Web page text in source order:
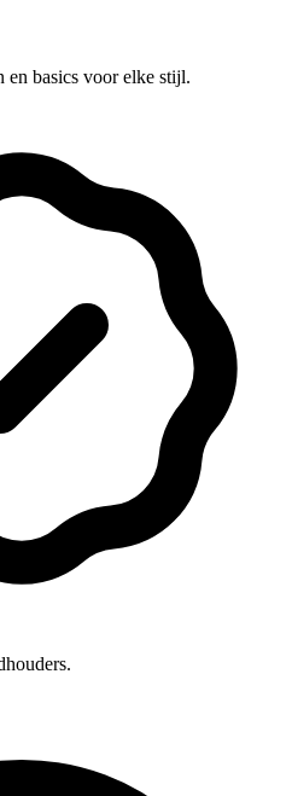
basics voor elke stijl.